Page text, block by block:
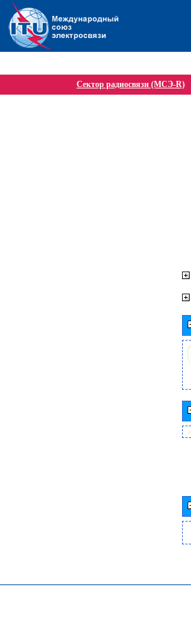
Сектор радиосвязи (МСЭ-R)